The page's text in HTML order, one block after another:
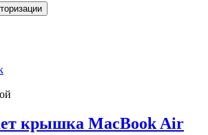
крышка MacBook Air